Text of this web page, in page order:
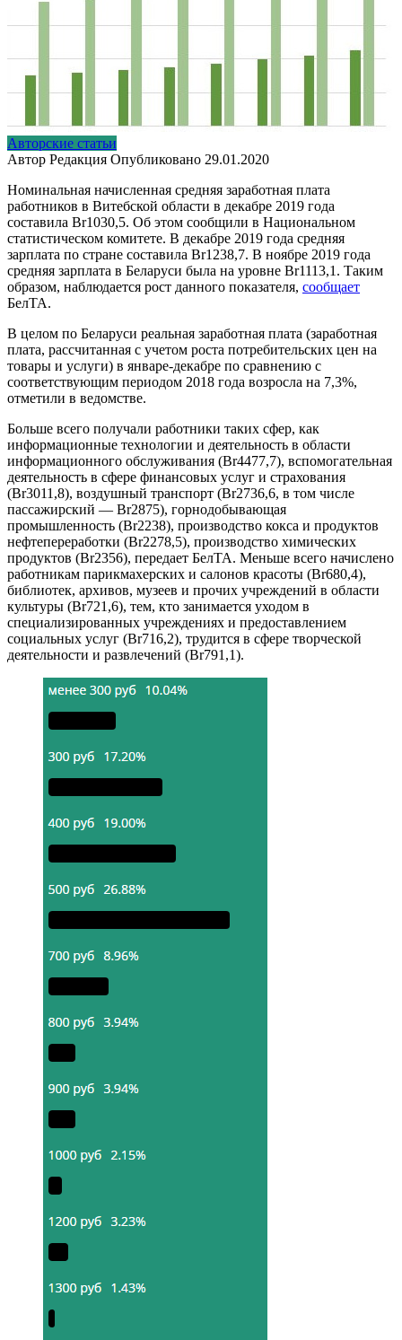
Авторские статьи
Автор Редакция Опубликовано 29.01.2020
Номинальная начисленная средняя заработная плата
работников в Витебской области в декабре 2019 года
составила Br1030,5. Об этом сообщили в Национальном
статистическом комитете. В декабре 2019 года средняя
зарплата по стране составила Br1238,7. В ноябре 2019 года
средняя зарплата в Беларуси была на уровне Br1113,1. Таким
образом, наблюдается рост данного показателя, сообщает
БелТА.
В целом по Беларуси реальная заработная плата (заработная
плата, рассчитанная с учетом роста потребительских цен на
товары и услуги) в январе-декабре по сравнению с
соответствующим периодом 2018 года возросла на 7,3%,
отметили в ведомстве.
Больше всего получали работники таких сфер, как
информационные технологии и деятельность в области
информационного обслуживания (Br4477,7), вспомогательная
деятельность в сфере финансовых услуг и страхования
(Br3011,8), воздушный транспорт (Br2736,6, в том числе
пассажирский — Br2875), горнодобывающая
промышленность (Br2238), производство кокса и продуктов
нефтепереработки (Br2278,5), производство химических
продуктов (Br2356), передает БелТА. Меньше всего начислено
работникам парикмахерских и салонов красоты (Br680,4),
библиотек, архивов, музеев и прочих учреждений в области
культуры (Br721,6), тем, кто занимается уходом в
специализированных учреждениях и предоставлением
социальных услуг (Br716,2), трудится в сфере творческой
деятельности и развлечений (Br791,1).